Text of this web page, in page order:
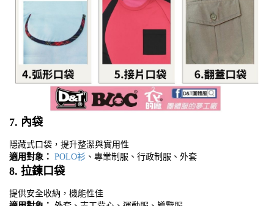
7. 內袋
隱藏式口袋，提升整潔與實用性
適用對象： POLO衫 、專業制服、行政制服、外套
8. 拉鍊口袋
提供安全收納，機能性佳